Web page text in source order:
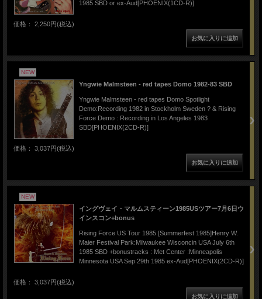
1985 SBD or ex-Aud[PHOENIX(1CD-R)]
価格： 2,250円(税込)
NEW
Yngwie Malmsteen - red tapes Domo 1982-83 SBD
Yngwie Malmsteen - red tapes Domo Spotlight
Demo:Recording 1982 in Stockholm Sweden ? & Rising
Force Demo : Recording in Los Angeles 1983
SBD[PHOENIX(2CD-R)]
価格： 3,037円(税込)
NEW
イングヴェイ・マルムスティーン1985USツアー7月6日ウ
インスコン+bonus
Rising Force US Tour 1985 [Summerfest 1985]Henry W.
Maier Festival Park:Milwaukee Wisconcin USA July 6th
1985 SBD +bonustracks : Met Center :Minneapolis
Minnesota USA Sep 29th 1985 ex-Aud[PHOENIX(2CD-R)]
価格： 3,037円(税込)